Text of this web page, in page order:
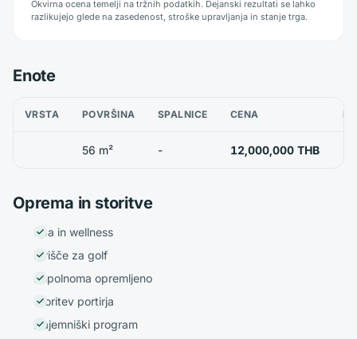
Okvirna ocena temelji na tržnih podatkih. Dejanski rezultati se lahko
razlikujejo glede na zasedenost, stroške upravljanja in stanje trga.
Enote
VRSTA POVRŠINA SPALNICE CENA
56 m² - 12,000,000 THB
Oprema in storitve
Spa in wellness
Igrišče za golf
Popolnoma opremljeno
Storitev portirja
Najemniški program